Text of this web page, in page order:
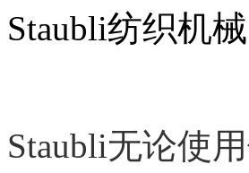
Staubli纺织机械
Staubli无论使